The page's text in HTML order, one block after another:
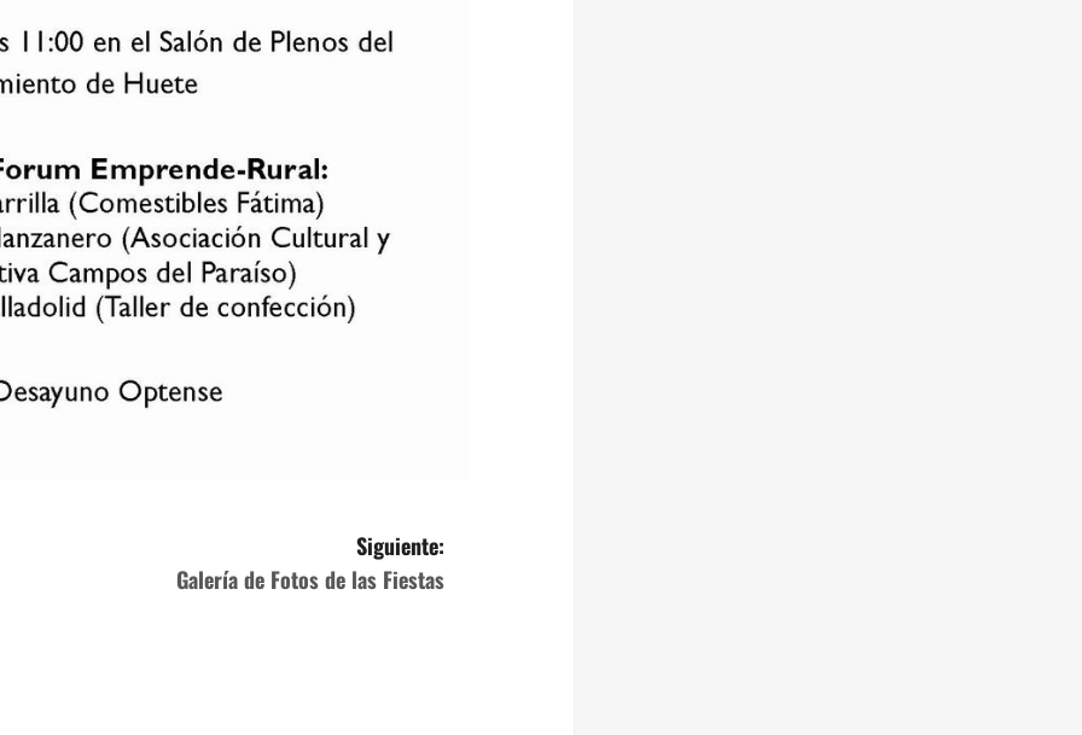
Siguiente:
Galería de Fotos de las Fiestas